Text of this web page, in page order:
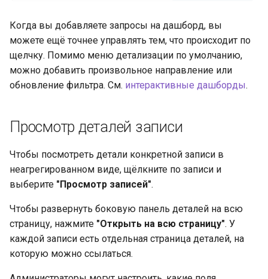
Когда вы добавляете запросы на дашборд, вы
можете ещё точнее управлять тем, что происходит по
щелчку. Помимо меню детализации по умолчанию,
можно добавить произвольное направление или
обновление фильтра. См. интерактивные дашборды.
Просмотр деталей записи
Чтобы посмотреть детали конкретной записи в
неагрегированном виде, щёлкните по записи и
выберите "Просмотр записей".
Чтобы развернуть боковую панель деталей на всю
страницу, нажмите "Открыть на всю страницу". У
каждой записи есть отдельная страница деталей, на
которую можно ссылаться.